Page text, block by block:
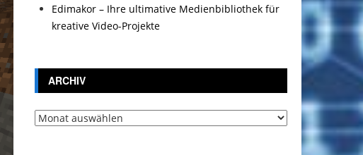
Edimakor – Ihre ultimative Medienbibliothek für
kreative Video-Projekte
ARCHIV
Archiv